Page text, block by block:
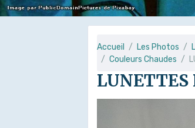
Accueil Les Photos
Couleurs Chaudes
LUNETTES